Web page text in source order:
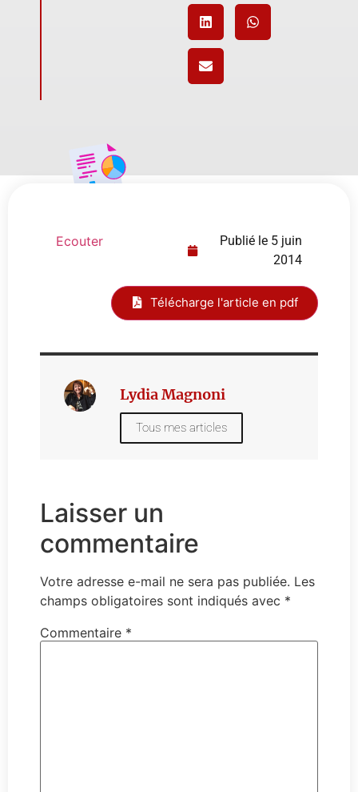
Ecouter Publié le 5 juin
2014
Télécharge l'article en pdf
Lydia Magnoni
Tous mes articles
Laisser un
commentaire
Votre adresse e-mail ne sera pas publiée. Les
champs obligatoires sont indiqués avec *
Commentaire *